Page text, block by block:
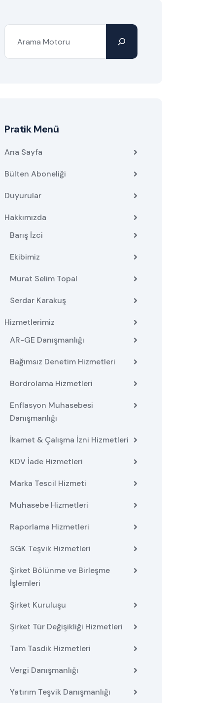
Pratik Menü
Ana Sayfa
Bülten Aboneliği
Duyurular
Hakkımızda
Barış İzci
Ekibimiz
Murat Selim Topal
Serdar Karakuş
Hizmetlerimiz
AR-GE Danışmanlığı
Bağımsız Denetim Hizmetleri
Bordrolama Hizmetleri
Enflasyon Muhasebesi
Danışmanlığı
İkamet & Çalışma İzni Hizmetleri
KDV İade Hizmetleri
Marka Tescil Hizmeti
Muhasebe Hizmetleri
Raporlama Hizmetleri
SGK Teşvik Hizmetleri
Şirket Bölünme ve Birleşme
İşlemleri
Şirket Kuruluşu
Şirket Tür Değişikliği Hizmetleri
Tam Tasdik Hizmetleri
Vergi Danışmanlığı
Yatırım Teşvik Danışmanlığı